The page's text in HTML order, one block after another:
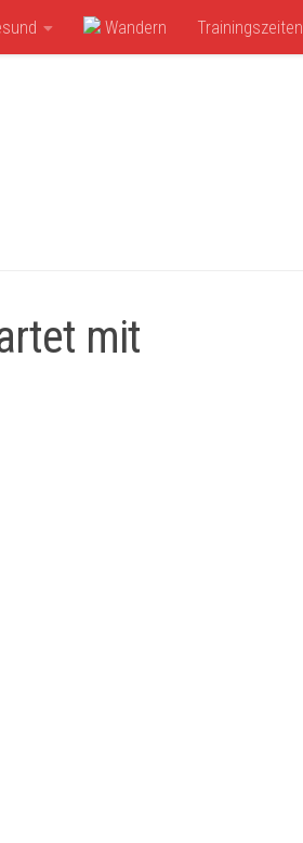
Wandern Trainingszeiten
mit